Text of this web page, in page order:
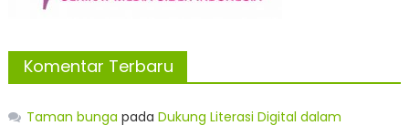
Komentar Terbaru
Taman bunga pada Dukung Literasi Digital dalam